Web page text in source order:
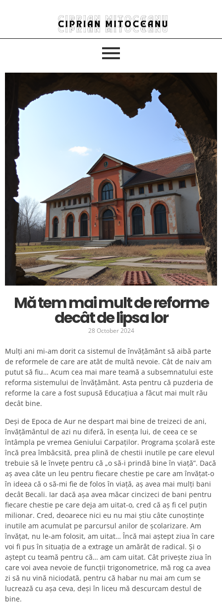
Mă tem mai mult de reforme
decât de lipsa lor
28 October 2024
Mulți ani mi-am dorit ca sistemul de învățământ să aibă parte
de reformele de care are atât de multă nevoie. Cât de naiv am
putut să fiu… Acum cea mai mare teamă a subsemnatului este
reforma sistemului de învățământ. Asta pentru că puzderia de
reforme la care a fost supusă Educațiua a făcut mai mult rău
decât bine.
Deși de Epoca de Aur ne despart mai bine de treizeci de ani,
învățământul de azi nu diferă, în esența lui, de ceea ce se
întâmpla pe vremea Geniului Carpaților. Programa școlară este
încă prea îmbâcsită, prea plină de chestii inutile pe care elevul
trebuie să le învețe pentru că „o să-i prindă bine în viață”. Dacă
aș avea câte un leu pentru fiecare chestie pe care am învățat-o
în ideea că o să-mi fie de folos în viață, aș avea mai mulți bani
decât Becali. Iar dacă așa avea măcar cincizeci de bani pentru
fiecare chestie pe care deja am uitat-o, cred că aș fi cel puțin
milionar. Cred, deoarece nici eu nu mai știu câte cunoștințe
inutile am acumulat pe parcursul anilor de școlarizare. Am
învățat, nu le-am folosit, am uitat… Încă mai aștept ziua în care
voi fi pus în situația de a extrage un amărât de radical. Și o
aștept cu teamă pentru că… am cam uitat. Cât privește ziua în
care voi avea nevoie de funcții trigonometrice, mă rog ca avea
zi să nu vină niciodată, pentru că habar nu mai am cum se
lucrează cu așa ceva, deși în liceu mă descurcam destul de
bine.